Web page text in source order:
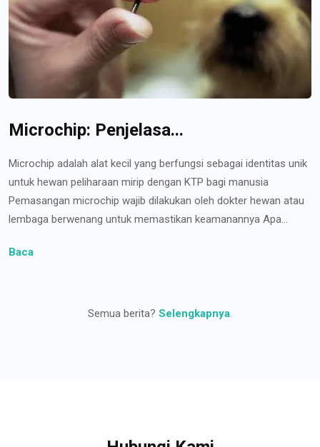
Microchip: Penjelasa...
Microchip adalah alat kecil yang berfungsi sebagai identitas unik
untuk hewan peliharaan mirip dengan KTP bagi manusia
Pemasangan microchip wajib dilakukan oleh dokter hewan atau
lembaga berwenang untuk memastikan keamanannya Apa...
Baca
Semua berita? Selengkapnya.